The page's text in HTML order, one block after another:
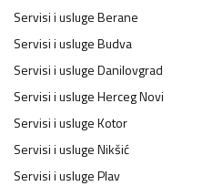
Servisi i uslugeBerane
Servisi i uslugeBudva
Servisi i uslugeDanilovgrad
Servisi i uslugeHerceg Novi
Servisi i uslugeKotor
Servisi i uslugeNikšić
Servisi i uslugePlav